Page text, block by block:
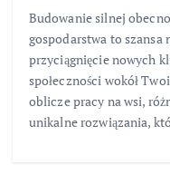
Budowanie silnej
gospodarstwa to szansa
przyciągnięcie nowych
społeczności wokół
oblicze pracy na wsi,
unikalne rozwiązania,